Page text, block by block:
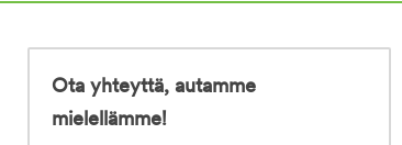
Ota yhteyttä, autamme
mielellämme!